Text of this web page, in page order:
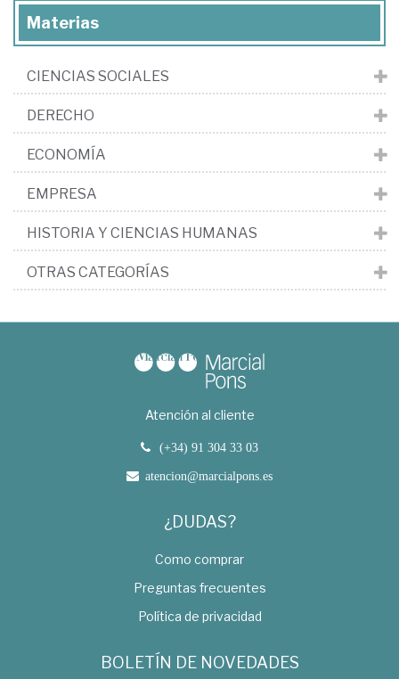
Materias
CIENCIAS SOCIALES
DERECHO
ECONOMÍA
EMPRESA
HISTORIA Y CIENCIAS HUMANAS
OTRAS CATEGORÍAS
Atención al cliente
(+34) 91 304 33 03
atencion@marcialpons.es
¿DUDAS?
Como comprar
Preguntas frecuentes
Política de privacidad
BOLETÍN DE NOVEDADES